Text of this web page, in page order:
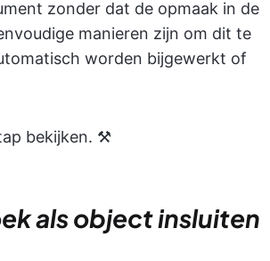
zonder dat de opmaak in de
manieren zijn om dit te
worden bijgewerkt of
bekijken. ⚒️
als object insluiten